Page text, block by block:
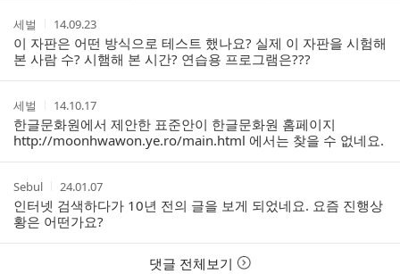
트
작
성
자
세벌
작
성
시
간
14.09.23
이 자판은 어떤 방식으로 테스트 했나요? 실제 이 자판을 시험해
본 사람 수? 시햄해 본 시간? 연습용 프로그램은???
작
성
자
세벌
작
성
시
간
14.10.17
한글문화원에서 제안한 표준안이 한글문화원 홈페이지
http://moonhwawon.ye.ro/main.html 에서는 찾을 수 없네요.
작
성
자
Sebul
작
성
시
간
24.01.07
인터넷 검색하다가 10년 전의 글을 보게 되었네요. 요즘 진행상
황은 어떤가요?
댓글 전체보기